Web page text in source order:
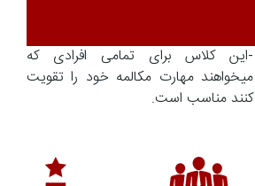
-این کلاس برای تمامی افرادی که
میخواهند مهارت مکالمه خود را تقویت
کنند مناسب است.